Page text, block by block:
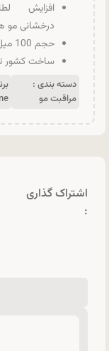
افزایش
درخشانی مو
حجم 100 میل
ساخت کشور
دسته بندی :
مراقبت مو
اشتراک گذاری
: